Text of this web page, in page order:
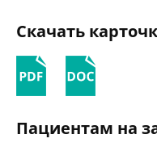
Скачать
Пациентам на